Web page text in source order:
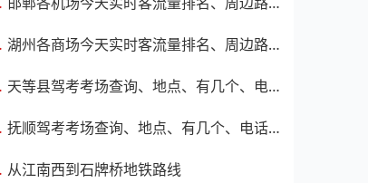
湖州各商场今天实时客流量排名、周边路况
天等县驾考考场查询、地点、有几个、电话、上班时间
抚顺驾考考场查询、地点、有几个、电话、上班时间
从江南西到石牌桥地铁路线